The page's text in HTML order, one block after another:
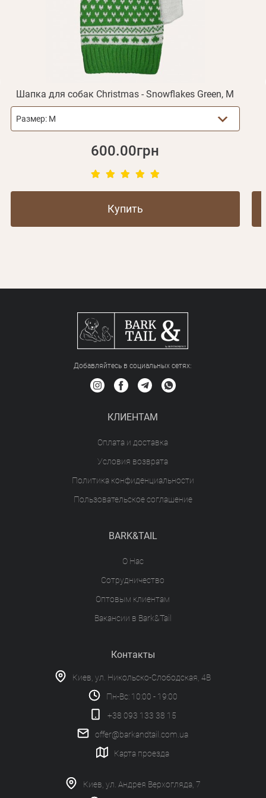
Шапка для собак Christmas - Snowflakes Green, M
Размер: M
600.00грн
Купить
Добавляйтесь в социальных сетяx:
КЛИЕНТАМ
Оплата и доставка
Условия возврата
Политика конфиденциальности
Пользовательское соглашение
BARK&TAIL
О Нас
Сотрудничество
Оптовым клиентам
Вакансии в Bark&Tail
Контакты
Киев, ул. Никольско-Слободская, 4В
Пн-Вс: 10:00 - 19:00
+38 093 133 38 15
offer@barkandtail.com.ua
Карта проезда
Киев, ул. Андрея Верхогляда, 7
Отправить
Регистрация
или с помощью
Вспомнили пароль?
Не пришло письмо?Повторить отправку